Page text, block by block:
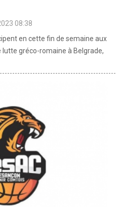
08:38
en cette fin de semaine aux
gréco-romaine à Belgrade,